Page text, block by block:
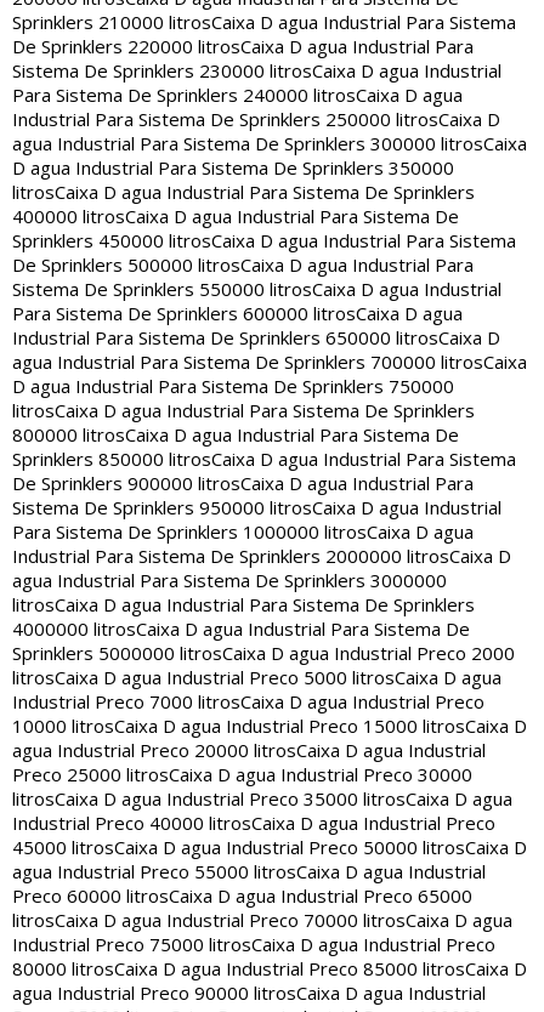
Sprinklers 210000 litrosCaixa D agua Industrial Para Sistema
De Sprinklers 220000 litrosCaixa D agua Industrial Para
Sistema De Sprinklers 230000 litrosCaixa D agua Industrial
Para Sistema De Sprinklers 240000 litrosCaixa D agua
Industrial Para Sistema De Sprinklers 250000 litrosCaixa D
agua Industrial Para Sistema De Sprinklers 300000 litrosCaixa
D agua Industrial Para Sistema De Sprinklers 350000
litrosCaixa D agua Industrial Para Sistema De Sprinklers
400000 litrosCaixa D agua Industrial Para Sistema De
Sprinklers 450000 litrosCaixa D agua Industrial Para Sistema
De Sprinklers 500000 litrosCaixa D agua Industrial Para
Sistema De Sprinklers 550000 litrosCaixa D agua Industrial
Para Sistema De Sprinklers 600000 litrosCaixa D agua
Industrial Para Sistema De Sprinklers 650000 litrosCaixa D
agua Industrial Para Sistema De Sprinklers 700000 litrosCaixa
D agua Industrial Para Sistema De Sprinklers 750000
litrosCaixa D agua Industrial Para Sistema De Sprinklers
800000 litrosCaixa D agua Industrial Para Sistema De
Sprinklers 850000 litrosCaixa D agua Industrial Para Sistema
De Sprinklers 900000 litrosCaixa D agua Industrial Para
Sistema De Sprinklers 950000 litrosCaixa D agua Industrial
Para Sistema De Sprinklers 1000000 litrosCaixa D agua
Industrial Para Sistema De Sprinklers 2000000 litrosCaixa D
agua Industrial Para Sistema De Sprinklers 3000000
litrosCaixa D agua Industrial Para Sistema De Sprinklers
4000000 litrosCaixa D agua Industrial Para Sistema De
Sprinklers 5000000 litrosCaixa D agua Industrial Preco 2000
litrosCaixa D agua Industrial Preco 5000 litrosCaixa D agua
Industrial Preco 7000 litrosCaixa D agua Industrial Preco
10000 litrosCaixa D agua Industrial Preco 15000 litrosCaixa D
agua Industrial Preco 20000 litrosCaixa D agua Industrial
Preco 25000 litrosCaixa D agua Industrial Preco 30000
litrosCaixa D agua Industrial Preco 35000 litrosCaixa D agua
Industrial Preco 40000 litrosCaixa D agua Industrial Preco
45000 litrosCaixa D agua Industrial Preco 50000 litrosCaixa D
agua Industrial Preco 55000 litrosCaixa D agua Industrial
Preco 60000 litrosCaixa D agua Industrial Preco 65000
litrosCaixa D agua Industrial Preco 70000 litrosCaixa D agua
Industrial Preco 75000 litrosCaixa D agua Industrial Preco
80000 litrosCaixa D agua Industrial Preco 85000 litrosCaixa D
agua Industrial Preco 90000 litrosCaixa D agua Industrial